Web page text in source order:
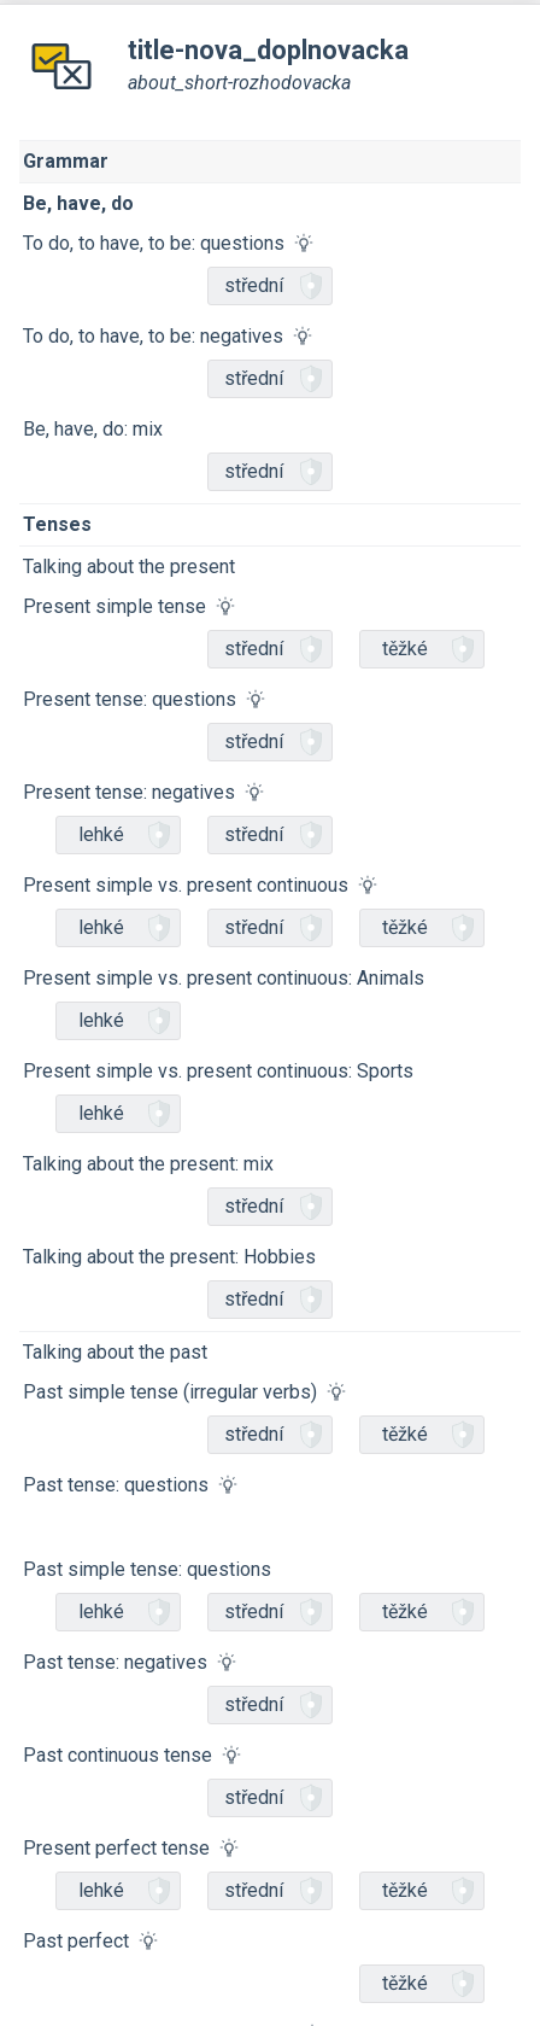
title-nova_doplnovacka
about_short-rozhodovacka
Grammar
Be, have, do
To do, to have, to be: questions
střední
To do, to have, to be: negatives
střední
Be, have, do: mix
střední
Tenses
Talking about the present
Present simple tense
střední
těžké
Present tense: questions
střední
Present tense: negatives
lehké
střední
Present simple vs. present continuous
lehké
střední těžké
Present simple vs. present continuous: Animals
lehké
Present simple vs. present continuous: Sports
lehké
Talking about the present: mix
střední
Talking about the present: Hobbies
střední
Talking about the past
Past simple tense (irregular verbs)
střední
těžké
Past tense: questions
Past simple tense: questions
lehké
střední těžké
Past tense: negatives
střední
Past continuous tense
střední
Present perfect tense
lehké
střední těžké
Past perfect
těžké